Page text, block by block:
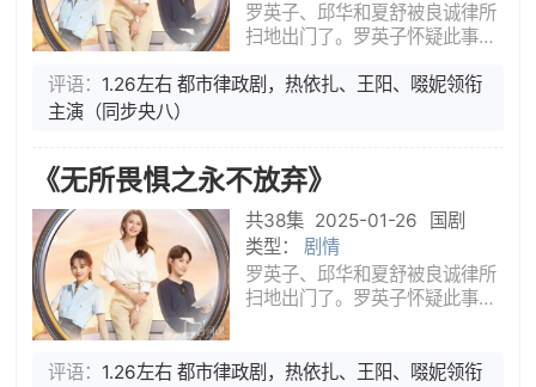
罗英子、邱华和夏舒被良诚律所
扫地出门了。罗英子怀疑此事与
关。为了生存，三人开起了律
合作伙
评语： 1.26左右 都市律政剧，热依扎、王阳、啜妮领衔
主演（同步央八）
《无所畏惧之永不放弃》
共38集 2025-01-26
国剧
类型： 剧情
罗英子、邱华和夏舒被良诚律所
扫地出门了。罗英子怀疑此事与
所。陈硕为了追求罗英子跳槽到
评语： 1.26左右 都市律政剧，热依扎、王阳、啜妮领衔